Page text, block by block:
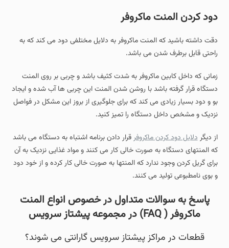
دود کردن المنت ماکروفر
دقت داشته باشید که المنت ماکروفر به دلایل مختلفی دود می کند که به
راحتی قابل برطرف شدن می باشد.
زمانی که داخل کابین ماکروفر به شدت کثیف باشد و چربی بر روی المنت
دستگاه قرار گرفته باشد با روشن شدن المنت این چربی ها آب شده و ایجاد
بو و دود بسیار زیادی می کند که برای جلوگیری از بروز این مشکل در فواصل
نزدیک و مشخص داخل دستگاه را تمیز کنید.
از دیگردلایل دود کردن ماکروفرقرار دادن برنامه اشتباه به دستگاه می باشد
که المنتهای دستگاه به صورت خالی کار می کنند و مواد غذایی نزدیک به آن
برای گریل کردن وجود ندارد که المنتها به صورت خالی کار کرده و از خود دود
و بوی نامطبوعی تولید می کنند.
پاسخ به سوالات متداول در خصوص انواع المنت
ماکروفر ( FAQ) در مجموعه پیشتاز سرویس
قطعات در مراکز پیشتاز سرویس گارانتی می شوند؟